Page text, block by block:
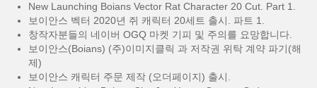
New Launching Boians Vector Rat Character 20 Cut. Part 1.
보이안스 벡터 2020년 쥐 캐릭터 20세트 출시. 파트 1.
창작자분들의 네이버 OGQ 마켓 기피 및 주의를 요망합니다.
보이안스(Boians) (주)이미지클릭 과 저작권 위탁 계약 파기(해
제)
보이안스 캐릭터 주문 제작 (오더페이지) 출시.